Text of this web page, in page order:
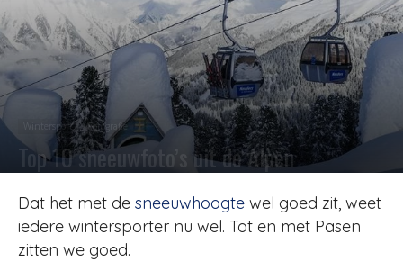
Wintersport Fotografie
Top 10 sneeuwfoto’s uit de Alpen
Dat het met de sneeuwhoogte wel goed zit, weet
iedere wintersporter nu wel. Tot en met Pasen
zitten we goed.